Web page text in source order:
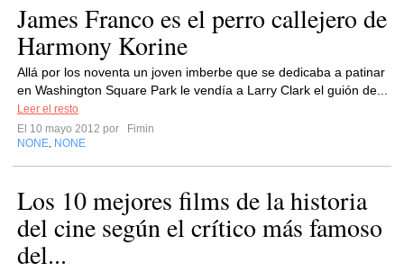
James Franco es el perro callejero de
Harmony Korine
Allá por los noventa un joven imberbe que se dedicaba a patinar
en Washington Square Park le vendía a Larry Clark el guión de...
Leer el resto
El 10 mayo 2012 por
Fimin
NONE NONE
Los 10 mejores films de la historia
del cine según el crítico más famoso
del...